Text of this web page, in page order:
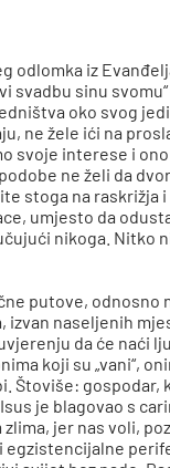
iz
sinu svomu“
oko svog
ne žele ići na
svoje interese i
ne želi da
stoga na raskrižja
umjesto da
nikoga. Nitko
putove, odnosno
naseljenih
da će naći
koji su „vani“,
Štoviše: gospodar,
je blagovao s
jer nas voli,
egzistencijalne